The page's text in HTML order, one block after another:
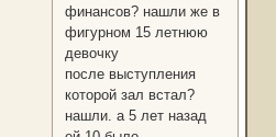
финансов? нашли же в
фигурном 15 летнюю
девочку
после выступления
которой зал встал?
нашли. а 5 лет назад